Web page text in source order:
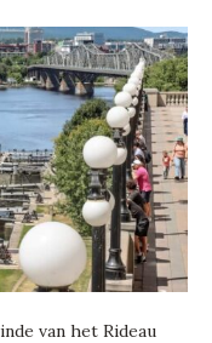
van het Rideau